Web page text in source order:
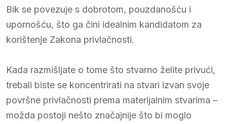
Bik se povezuje s dobrotom, pouzdanošću i
upornošću, što ga čini idealnim kandidatom za
korištenje Zakona privlačnosti.
Kada razmišljate o tome što stvarno želite privući,
trebali biste se koncentrirati na stvari izvan svoje
površne privlačnosti prema materijalnim stvarima –
možda postoji nešto značajnije što bi moglo